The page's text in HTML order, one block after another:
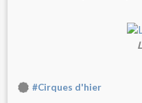
#Cirques d'hier